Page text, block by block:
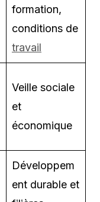
formation,
conditions de
travail
Veille sociale
et
économique
Développem
ent durable et